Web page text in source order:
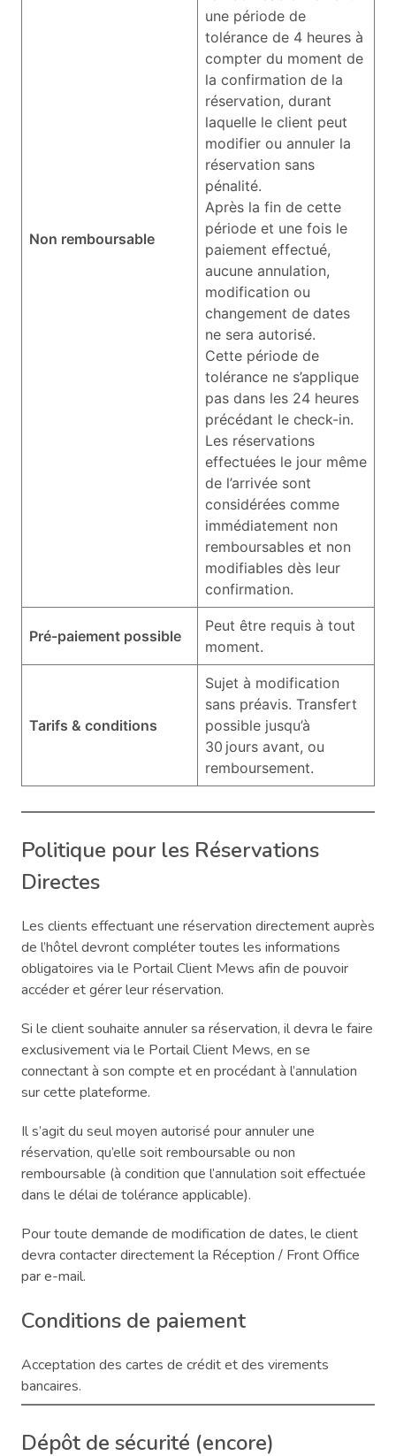
Non remboursable
une période de
tolérance de 4 heures à
compter du moment de
la confirmation de la
réservation, durant
laquelle le client peut
modifier ou annuler la
réservation sans
pénalité.
Après la fin de cette
période et une fois le
paiement effectué,
aucune annulation,
modification ou
changement de dates
ne sera autorisé.
Cette période de
tolérance ne s’applique
pas dans les 24 heures
précédant le check-in.
Les réservations
effectuées le jour même
de l’arrivée sont
considérées comme
immédiatement non
remboursables et non
modifiables dès leur
confirmation.
Pré-paiement possible
Peut être requis à tout
moment.
Tarifs & conditions
Sujet à modification
sans préavis. Transfert
possible jusqu’à
30 jours avant, ou
remboursement.
Politique pour les Réservations
Directes
Les clients effectuant une réservation directement auprès
de l’hôtel devront compléter toutes les informations
obligatoires via le Portail Client Mews afin de pouvoir
accéder et gérer leur réservation.
Si le client souhaite annuler sa réservation, il devra le faire
exclusivement via le Portail Client Mews, en se
connectant à son compte et en procédant à l’annulation
sur cette plateforme.
Il s’agit du seul moyen autorisé pour annuler une
réservation, qu’elle soit remboursable ou non
remboursable (à condition que l’annulation soit effectuée
dans le délai de tolérance applicable).
Pour toute demande de modification de dates, le client
devra contacter directement la Réception / Front Office
par e-mail.
Conditions de paiement
Acceptation des cartes de crédit et des virements
bancaires.
Dépôt de sécurité (encore)